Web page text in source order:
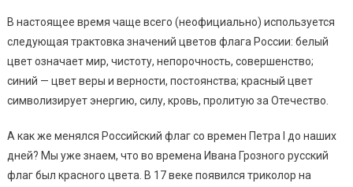
В настоящее время чаще всего (неофициально) используется
следующая трактовка значений цветов флага России: белый
цвет означает мир, чистоту, непорочность, совершенство;
синий — цвет веры и верности, постоянства; красный цвет
символизирует энергию, силу, кровь, пролитую за Отечество.
А как же менялся Российский флаг со времен Петра I до наших
дней? Мы уже знаем, что во времена Ивана Грозного русский
флаг был красного цвета. В 17 веке появился триколор на